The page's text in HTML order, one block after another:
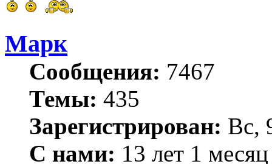
Марк
Сообщения: 7467
Темы: 435
Зарегистрирован: Вс,
С нами: 13 лет 1 месяц